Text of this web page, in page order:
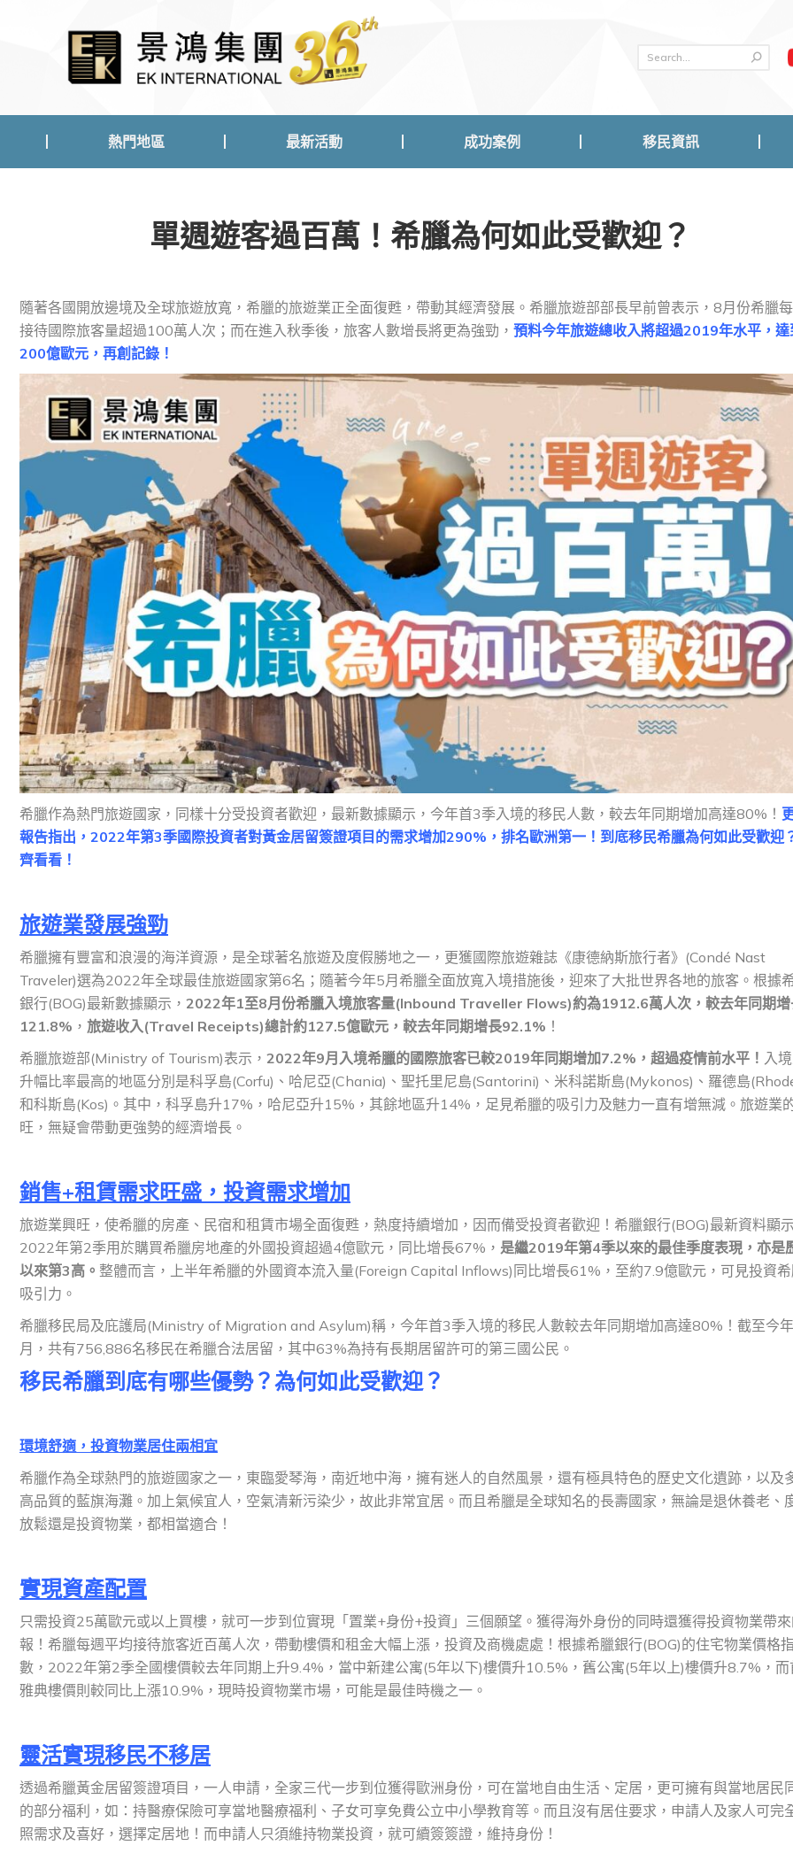
熱門地區 最新活動 成功案例 移民資訊
單週遊客過百萬！希臘為何如此受歡迎？
隨著各國開放邊境及全球旅遊放寬，希臘的旅遊業正全面復甦，帶動其經濟發展。希臘旅遊部部長早前曾表示，8月份希臘
接待國際旅客量超過100萬人次；而在進入秋季後，旅客人數增長將更為強勁， 預料今年旅遊總收入將超過2019年水平，達
200億歐元，再創記錄！
希臘作為熱門旅遊國家，同樣十分受投資者歡迎，最新數據顯示，今年首3季入境的移民人數，較去年同期增加高達80%！
報告指出，2022年第3季國際投資者對黃金居留簽證項目的需求增加290%，排名歐洲第一！到底移民希臘為何如此受歡迎
齊看看！
旅遊業發展強勁
希臘擁有豐富和浪漫的海洋資源，是全球著名旅遊及度假勝地之一，更獲國際旅遊雜誌《康德納斯旅行者》(Condé Nast
Traveler)選為2022年全球最佳旅遊國家第6名；隨著今年5月希臘全面放寬入境措施後，迎來了大批世界各地的旅客。根據
銀行(BOG)最新數據顯示， 2022年1至8月份希臘入境旅客量(Inbound Traveller Flows)約為1912.6萬人次，較去年同期增
121.8% ， 旅遊收入(Travel Receipts)總計約127.5億歐元，較去年同期增長92.1% ！
希臘旅遊部(Ministry of Tourism)表示， 2022年9月入境希臘的國際旅客已較2019年同期增加7.2%，超過疫情前水平！ 入
升幅比率最高的地區分別是科孚島(Corfu)、哈尼亞(Chania)、聖托里尼島(Santorini)、米科諾斯島(Mykonos)、羅德島
和科斯島(Kos)。其中，科孚島升17%，哈尼亞升15%，其餘地區升14%，足見希臘的吸引力及魅力一直有增無減。旅遊業
旺，無疑會帶動更強勢的經濟增長。
銷售+租賃需求旺盛，投資需求增加
旅遊業興旺，使希臘的房產、民宿和租賃市場全面復甦，熱度持續增加，因而備受投資者歡迎！希臘銀行(BOG)最新資料顯示
2022年第2季用於購買希臘房地產的外國投資超過4億歐元，同比增長67%， 是繼2019年第4季以來的最佳季度表現，亦是
以來第3高。 整體而言，上半年希臘的外國資本流入量(Foreign Capital Inflows)同比增長61%，至約7.9億歐元，可見投資
吸引力。
希臘移民局及庇護局(Ministry of Migration and Asylum)稱，今年首3季入境的移民人數較去年同期增加高達80%！截至今
月，共有756,886名移民在希臘合法居留，其中63%為持有長期居留許可的第三國公民。
移民希臘到底有哪些優勢？為何如此受歡迎？
環境舒適，投資物業居住兩相宜
希臘作為全球熱門的旅遊國家之一，東臨愛琴海，南近地中海，擁有迷人的自然風景，還有極具特色的歷史文化遺跡，以及
高品質的藍旗海灘。加上氣候宜人，空氣清新污染少，故此非常宜居。而且希臘是全球知名的長壽國家，無論是退休養老、
放鬆還是投資物業，都相當適合！
實現資產配置
只需投資25萬歐元或以上買樓，就可一步到位實現「置業+身份+投資」三個願望。獲得海外身份的同時還獲得投資物業帶來
報！希臘每週平均接待旅客近百萬人次，帶動樓價和租金大幅上漲，投資及商機處處！根據希臘銀行(BOG)的住宅物業價格指
數，2022年第2季全國樓價較去年同期上升9.4%，當中新建公寓(5年以下)樓價升10.5%，舊公寓(5年以上)樓價升8.7%，而
雅典樓價則較同比上漲10.9%，現時投資物業市場，可能是最佳時機之一。
靈活實現移民不移居
透過希臘黃金居留簽證項目，一人申請，全家三代一步到位獲得歐洲身份，可在當地自由生活、定居，更可擁有與當地居民
的部分福利，如：持醫療保險可享當地醫療福利、子女可享免費公立中小學教育等。而且沒有居住要求，申請人及家人可完
照需求及喜好，選擇定居地！而申請人只須維持物業投資，就可續簽簽證，維持身份！
熱門地區 最新活動